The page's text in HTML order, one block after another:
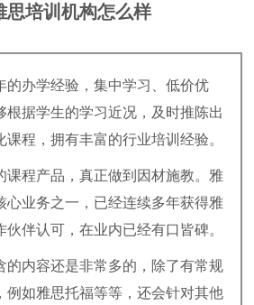
思培训机构怎么样
的办学经验，集中学习、低价优
根据学生的学习近况，及时推陈出
程，拥有丰富的行业培训经验。
课程产品，真正做到因材施教。雅
心业务之一，已经连续多年获得雅
伴认可，在业内已经有口皆碑。
的内容还是非常多的，除了有常规
例如雅思托福等等，还会针对其他